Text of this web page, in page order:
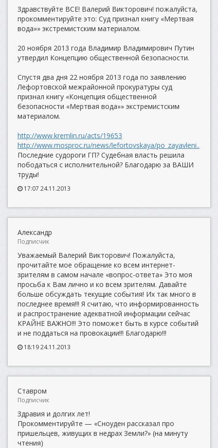
Здравствуйте ВСЕ! Валерий Викторович! пожалуйста,
прокомментируйте это: Суд признал книгу «Мертвая
вода»» экстремистским материалом.
20 ноября 2013 года Владимир Владимирович Путин
утвердил Концепцию общественной безопасности.
Спустя два дня 22 ноября 2013 года по заявлению
Лефортовской межрайонной прокуратуры суд
признал книгу «Концепция общественной
безопасности «Мертвая вода»» экстремистским
материалом.
http://www.kremlin.ru/acts/19653
http://www.mosproc.ru/news/lefortovskaya/po_zayavleni..
Последние судороги ГП? Судебная власть решила
пободаться с исполнительной? Благодарю за ВАШИ
труды!
17:07 24.11.2013
Александр
Подписчик
Уважаемый Валерий Викторович! Пожалуйста,
прочитайте мое обращение ко всем интернет-
зрителям в самом начале «вопрос-ответа» Это моя
просьба к Вам лично и ко всем зрителям. Давайте
больше обсуждать текущие события! Их так много в
последнее время!!! Я считаю, что информированность
и распространение адекватной информации сейчас
КРАЙНЕ ВАЖНО!!! Это поможет быть в курсе событий
и не поддаться на провокации!!! Благодарю!!!
18:19 24.11.2013
Ставром
Подписчик
Здравия и долгих лет!
Прокомментируйте — «Сноуден рассказал про
пришельцев, живущих в недрах Земли?» (на минуту
чтения)